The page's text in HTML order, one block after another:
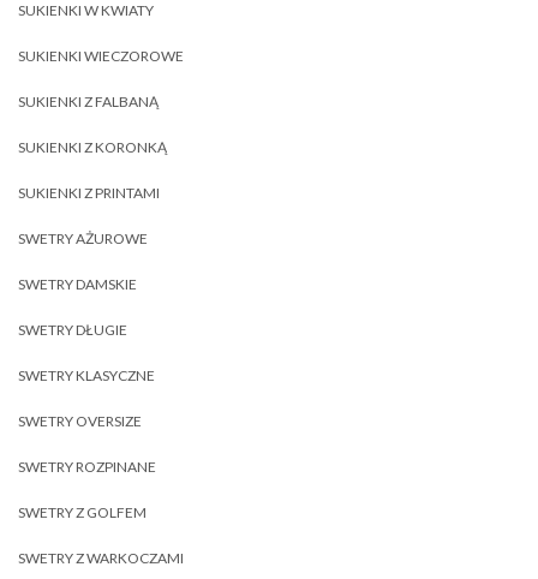
SUKIENKI W KWIATY
SUKIENKI WIECZOROWE
SUKIENKI Z FALBANĄ
SUKIENKI Z KORONKĄ
SUKIENKI Z PRINTAMI
SWETRY AŻUROWE
SWETRY DAMSKIE
SWETRY DŁUGIE
SWETRY KLASYCZNE
SWETRY OVERSIZE
SWETRY ROZPINANE
SWETRY Z GOLFEM
SWETRY Z WARKOCZAMI